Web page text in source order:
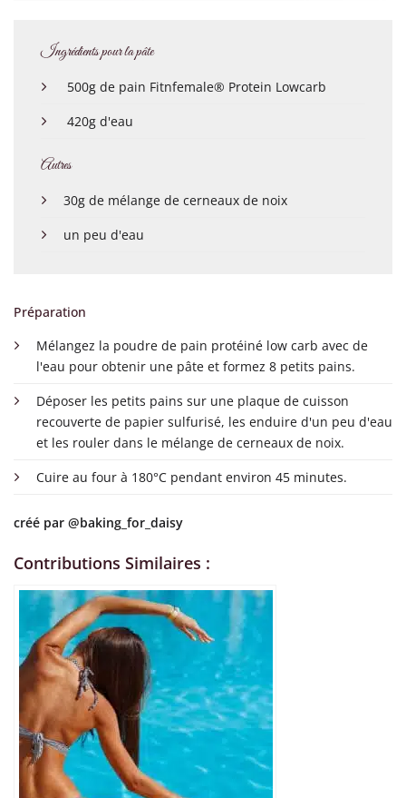
Ingrédients pour la pâte
500g de pain Fitnfemale® Protein Lowcarb
420g d'eau
Autres
30g de mélange de cerneaux de noix
un peu d'eau
Préparation
Mélangez la poudre de pain protéiné low carb avec de
l'eau pour obtenir une pâte et formez 8 petits pains.
Déposer les petits pains sur une plaque de cuisson
recouverte de papier sulfurisé, les enduire d'un peu d'eau
et les rouler dans le mélange de cerneaux de noix.
Cuire au four à 180°C pendant environ 45 minutes.
créé par @baking_for_daisy
Contributions Similaires :